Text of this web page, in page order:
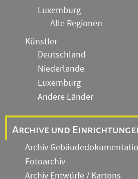
Luxemburg
Alle Regionen
Künstler
Deutschland
Niederlande
Luxemburg
Andere Länder
Archive und
Archiv
Fotoarchiv
Archiv Entwürfe / Kartons